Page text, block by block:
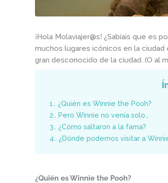
¡Hola Molaviajer@s! ¿Sabíais que es
muchos lugares icónicos en la
gran desconocido de la ciudad. (O al
1. ¿Quién es Winnie the Pooh?
2.
Pero Winnie no venía solo…
3. ¿Cómo saltaron a la fama?
4. ¿Dónde podemos visitar a
¿Quién es Winnie the Pooh?